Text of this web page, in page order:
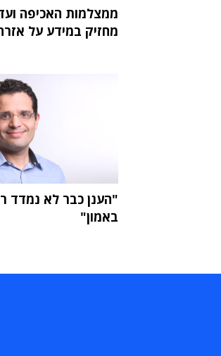
ממצלמות האכיפה
מחזיק במידע על
"הענן כבר לא נמדד
באמון"